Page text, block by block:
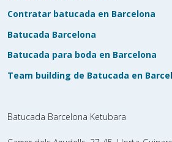
Contratar batucada en Barcelona
Batucada Barcelona
Batucada para boda en Barcelona
Team building de Batucada en
Batucada Barcelona Ketubara